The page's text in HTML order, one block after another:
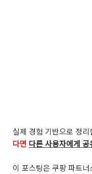
실제 경험 기반으로 정
다면 다른 사용자에게
이 포스팅은 쿠팡 파트